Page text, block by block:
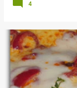
4